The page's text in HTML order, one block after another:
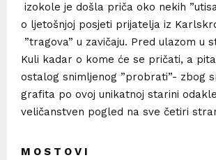
izokole je došla priča oko nekih
o ljetošnjoj posjeti prijatelja iz
”tragova” u zavičaju. Pred ulazom u
Kuli kadar o kome će se pričati, a
ostalog snimljenog ”probrati”- zbog
grafita po ovoj unikatnoj starini
veličanstven pogled na sve četiri
M O S T O V I